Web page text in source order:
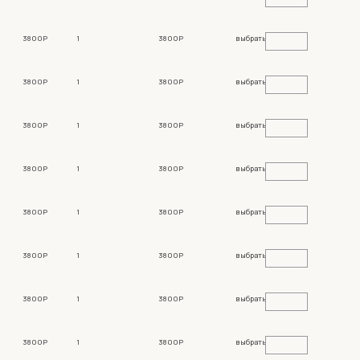
3800Р 1 3800Р выбрать
3800Р 1 3800Р выбрать
3800Р 1 3800Р выбрать
3800Р 1 3800Р выбрать
3800Р 1 3800Р выбрать
3800Р 1 3800Р выбрать
3800Р 1 3800Р выбрать
3800Р 1 3800Р выбрать